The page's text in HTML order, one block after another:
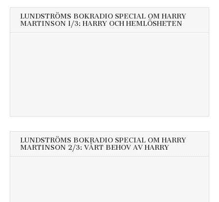
LUNDSTRÖMS BOKRADIO SPECIAL OM HARRY
MARTINSON 1/3: HARRY OCH HEMLÖSHETEN
LUNDSTRÖMS BOKRADIO SPECIAL OM HARRY
MARTINSON 2/3: VÅRT BEHOV AV HARRY